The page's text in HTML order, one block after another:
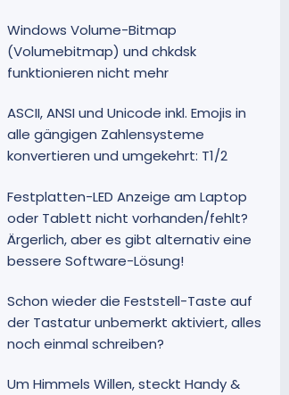
Windows Volume-Bitmap
(Volumebitmap) und chkdsk
funktionieren nicht mehr
ASCII, ANSI und Unicode inkl. Emojis in
alle gängigen Zahlensysteme
konvertieren und umgekehrt: T1/2
Festplatten-LED Anzeige am Laptop
oder Tablett nicht vorhanden/fehlt?
Ärgerlich, aber es gibt alternativ eine
bessere Software-Lösung!
Schon wieder die Feststell-Taste auf
der Tastatur unbemerkt aktiviert, alles
noch einmal schreiben?
Um Himmels Willen, steckt Handy &